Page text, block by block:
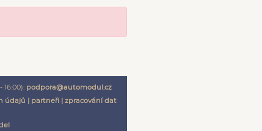
podpora@automodul.cz
údajů | partneři| zpracování dat